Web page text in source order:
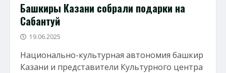
Башкиры Казани собрали подарки на
Сабантуй
19.06.2025
Национально-культурная автономия башкир
Казани и представители Культурного центра